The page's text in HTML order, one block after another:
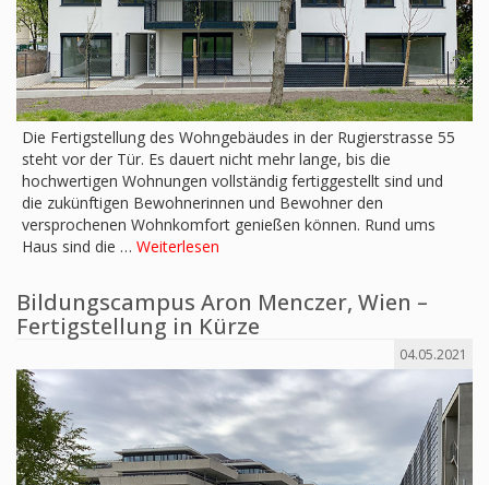
Die Fertigstellung des Wohngebäudes in der Rugierstrasse 55
steht vor der Tür. Es dauert nicht mehr lange, bis die
hochwertigen Wohnungen vollständig fertiggestellt sind und
die zukünftigen Bewohnerinnen und Bewohner den
versprochenen Wohnkomfort genießen können. Rund ums
Haus sind die … Weiterlesen
Bildungscampus Aron Menczer, Wien –
Fertigstellung in Kürze
04.05.2021